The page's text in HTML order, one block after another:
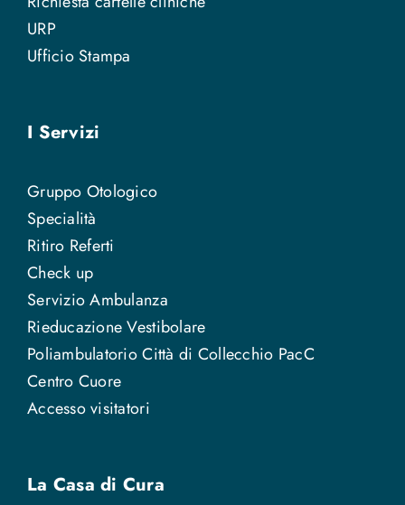
URP
Ufficio Stampa
I Servizi
Gruppo Otologico
Specialità
Ritiro Referti
Check up
Servizio Ambulanza
Rieducazione Vestibolare
Poliambulatorio Città di Collecchio PacC
Centro Cuore
Accesso visitatori
La Casa di Cura